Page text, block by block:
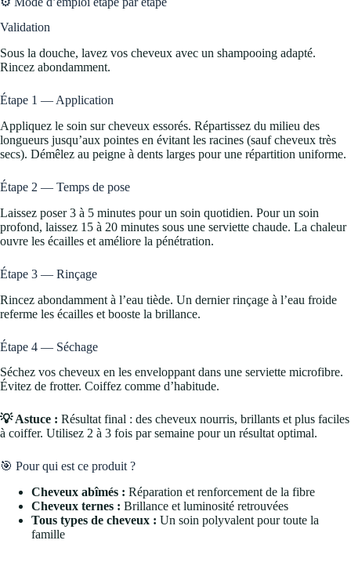
Validation
Sous la douche, lavez vos cheveux avec un shampooing adapté.
Rincez abondamment.
Étape 1 — Application
Appliquez le soin sur cheveux essorés. Répartissez du milieu des
longueurs jusqu’aux pointes en évitant les racines (sauf cheveux très
secs). Démêlez au peigne à dents larges pour une répartition uniforme.
Étape 2 — Temps de pose
Laissez poser 3 à 5 minutes pour un soin quotidien. Pour un soin
profond, laissez 15 à 20 minutes sous une serviette chaude. La chaleur
ouvre les écailles et améliore la pénétration.
Étape 3 — Rinçage
Rincez abondamment à l’eau tiède. Un dernier rinçage à l’eau froide
referme les écailles et booste la brillance.
Étape 4 — Séchage
Séchez vos cheveux en les enveloppant dans une serviette microfibre.
Évitez de frotter. Coiffez comme d’habitude.
💡 Astuce : Résultat final : des cheveux nourris, brillants et plus faciles
à coiffer. Utilisez 2 à 3 fois par semaine pour un résultat optimal.
🎯 Pour qui est ce produit ?
Cheveux abîmés : Réparation et renforcement de la fibre
Cheveux ternes : Brillance et luminosité retrouvées
Tous types de cheveux : Un soin polyvalent pour toute la
famille